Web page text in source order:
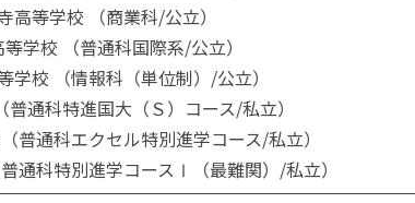
高等学校 （商業科/公立）
学校 （普通科国際系/公立）
学校 （情報科（単位制）/公立）
普通科特進国大（Ｓ）コース/私立）
普通科エクセル特別進学コース/私立）
通科特別進学コースⅠ（最難関）/私立）